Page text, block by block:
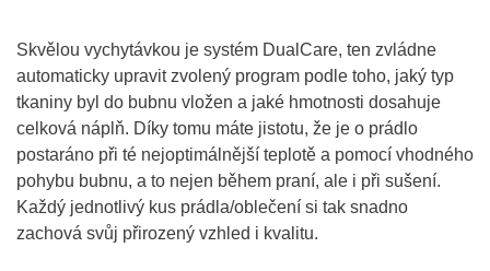
Skvělou vychytávkou je systém DualCare, ten zvládne
automaticky upravit zvolený program podle toho, jaký typ
tkaniny byl do bubnu vložen a jaké hmotnosti dosahuje
celková náplň. Díky tomu máte jistotu, že je o prádlo
postaráno při té nejoptimálnější teplotě a pomocí vhodného
pohybu bubnu, a to nejen během praní, ale i při sušení.
Každý jednotlivý kus prádla/oblečení si tak snadno
zachová svůj přirozený vzhled i kvalitu.